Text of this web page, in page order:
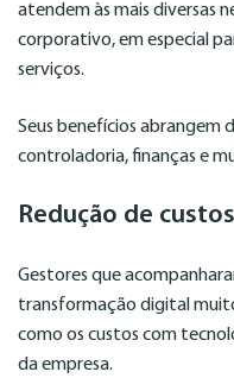
atendem às mais diversas
corporativo, em especial
serviços.
Seus benefícios
controladoria, finanças e
Redução de
Gestores que
transformação digital
como os custos com
da empresa.